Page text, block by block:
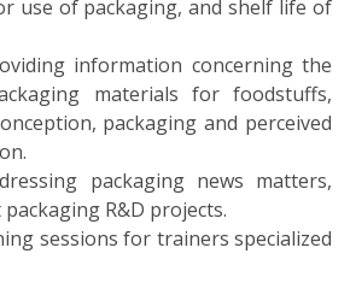
use of packaging, and shelf life of
information concerning the
materials for foodstuffs,
packaging and perceived
packaging news matters,
R&D projects.
sessions for trainers specialized